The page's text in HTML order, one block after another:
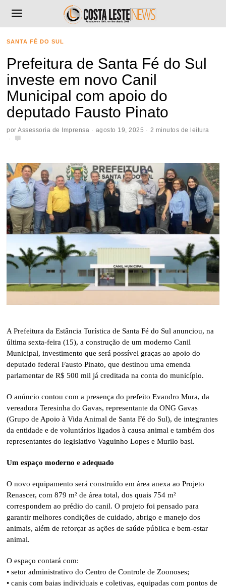
SANTA FÉ DO SUL
Prefeitura de Santa Fé do Sul
investe em novo Canil
Municipal com apoio do
deputado Fausto Pinato
porAssessoria de Imprensa agosto 19, 2025 2 minutos de leitura
A Prefeitura da Estância Turística de Santa Fé do Sul anunciou, na
última sexta-feira (15), a construção de um moderno Canil
Municipal, investimento que será possível graças ao apoio do
deputado federal Fausto Pinato, que destinou uma emenda
parlamentar de R$ 500 mil já creditada na conta do município.
O anúncio contou com a presença do prefeito Evandro Mura, da
vereadora Teresinha do Gavas, representante da ONG Gavas
(Grupo de Apoio à Vida Animal de Santa Fé do Sul), de integrantes
da entidade e de voluntários ligados à causa animal e também dos
representantes do legislativo Vaguinho Lopes e Murilo basi.
Um espaço moderno e adequado
O novo equipamento será construído em área anexa ao Projeto
Renascer, com 879 m² de área total, dos quais 754 m²
correspondem ao prédio do canil. O projeto foi pensado para
garantir melhores condições de cuidado, abrigo e manejo dos
animais, além de reforçar as ações de saúde pública e bem-estar
animal.
O espaço contará com:
• setor administrativo do Centro de Controle de Zoonoses;
• canis com baias individuais e coletivas, equipadas com pontos de